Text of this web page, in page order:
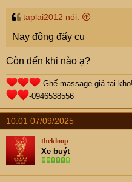
taplai2012 nói:
Nay đông đấy cụ
Còn đến khi nào ạ?
Ghế massage giá tại
-0946538556
10:01 07/09/2025
thekloop
Xe buýt